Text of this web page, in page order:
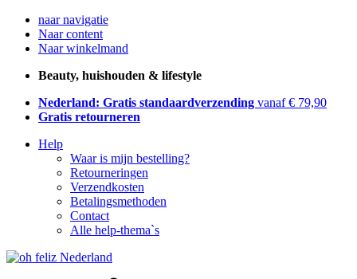
naar navigatie
Naar content
Naar winkelmand
Beauty, huishouden & lifestyle
Nederland: Gratis standaardverzending vanaf € 79,90
Gratis retourneren
Help
Waar is mijn bestelling?
Retourneringen
Verzendkosten
Betalingsmethoden
Contact
Alle help-thema`s